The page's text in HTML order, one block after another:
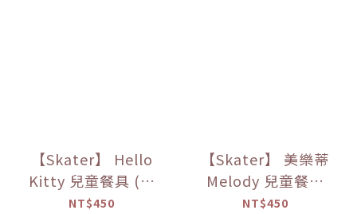
【Skater】 Hello
Kitty 兒童餐具 (湯
匙＆叉子)
NT$450
【Skater】 美樂蒂
Melody 兒童餐具
(湯匙＆叉子)
NT$450